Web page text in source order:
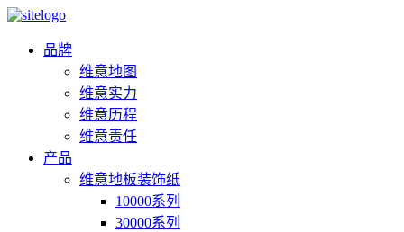
品牌
维意地图
维意实力
维意历程
维意责任
产品
维意地板装饰纸
10000系列
30000系列